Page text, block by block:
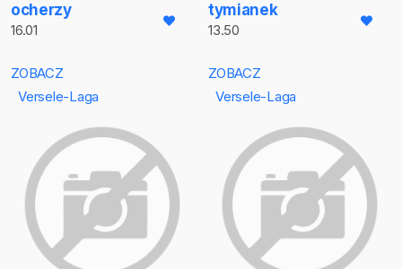
ocherzy
16.01
tymianek
13.50
ZOBACZ
Versele-Laga
ZOBACZ
Versele-Laga